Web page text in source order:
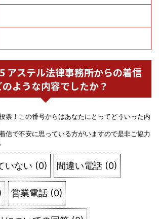
アステル法律事務所からの着信
ような内容でしたか？
票！この番号からはあなたにとってどういった内
信で不安に思っている方がいますので是非ご協力
いない (0) 間違い電話 (0)
営業電話 (0)